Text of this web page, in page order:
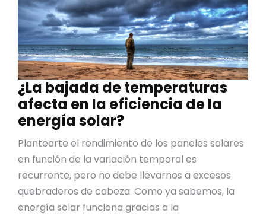
¿La bajada de temperaturas
afecta en la eficiencia de la
energía solar?
Plantearte el rendimiento de los paneles solares
en función de la variación temporal es
recurrente, pero no debe llevarnos a excesos
quebraderos de cabeza. Como ya sabemos, la
energía solar funciona gracias a la